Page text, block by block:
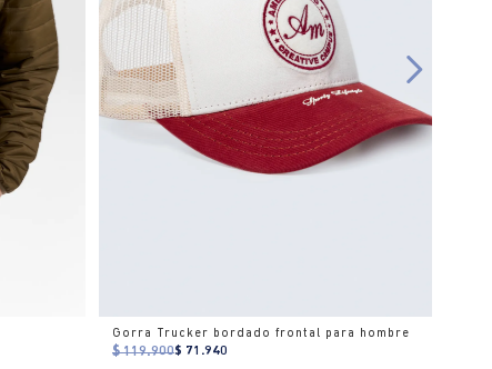
Gorra Trucker bordado frontal para hombre
$ 119.900$ 71.940